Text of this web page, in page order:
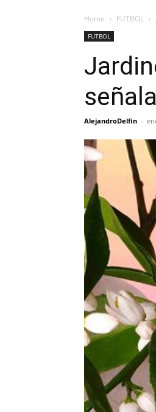
Home FUTBOL
FUTBOL
AlejandroDelfin -